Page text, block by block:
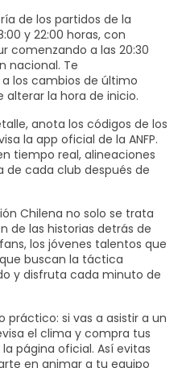
de los partidos de la
y 22:00 horas, con
comenzando a las 20:30
nacional. Te
los cambios de último
alterar la hora de inicio.
anota los códigos de los
la app oficial de la ANFP.
tiempo real, alineaciones
de cada club después de
Chilena no solo se trata
de las historias detrás de
los jóvenes talentos que
buscan la táctica
y disfruta cada minuto de
práctico: si vas a asistir a un
el clima y compra tus
página oficial. Así evitas
en animar a tu equipo